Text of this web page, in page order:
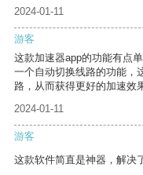
2024-01-11
游客
这款加速器app的功能有点
一个自动切换线路的功能，
路，从而获得更好的加速效
2024-01-11
游客
这款软件简直是神器，解决